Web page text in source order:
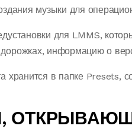
музыки для
для LMMS,
информацию о
хранится в папке Presets,